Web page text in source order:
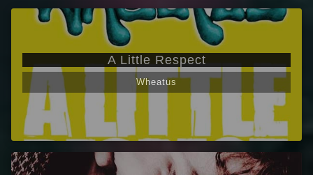
A Little Respect
Wheatus